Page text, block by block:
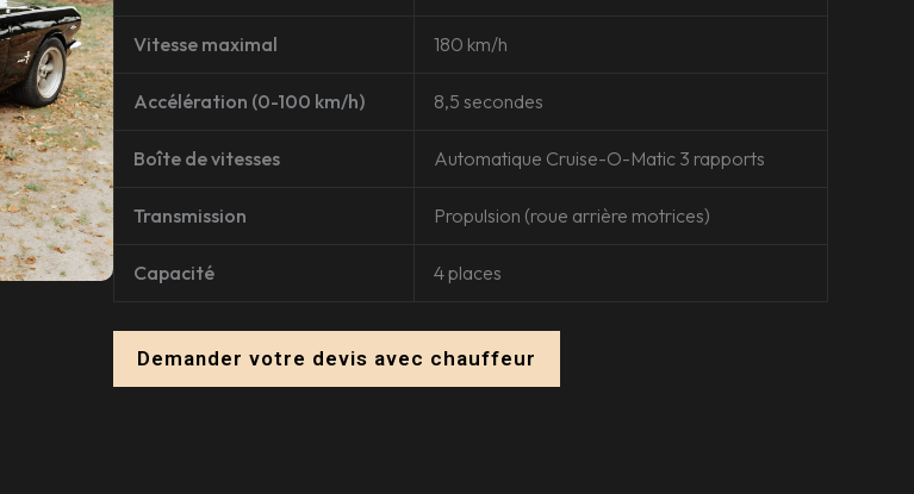
Vitesse maximal 180 km/h
Accélération (0-100 km/h) 8,5 secondes
Boîte de vitesses Automatique Cruise-O-Matic 3 rapports
Transmission Propulsion (roue arrière motrices)
Capacité 4 places
Demander votre devis avec chauffeur